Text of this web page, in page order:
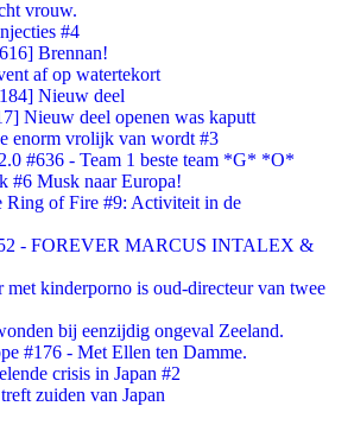
vrouw.
#4
Brennan!
af op watertekort
Nieuw deel
Nieuw deel openen was kaputt
enorm vrolijk van wordt #3
#636 - Team 1 beste team *G* *O*
#6 Musk naar Europa!
Ring of Fire #9: Activiteit in de
- FOREVER MARCUS INTALEX &
met kinderporno is oud-directeur van twee
bij eenzijdig ongeval Zeeland.
#176 - Met Ellen ten Damme.
crisis in Japan #2
zuiden van Japan